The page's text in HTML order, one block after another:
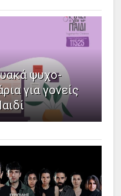
ψυχο-
για γονείς